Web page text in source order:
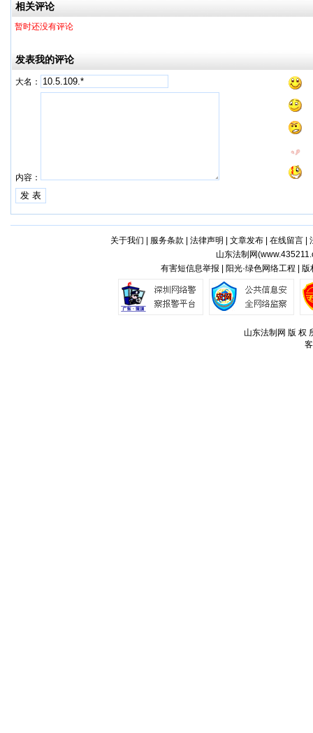
相关评论
暂时还没有评论
发表我的评论
大名：
内容：
关于我们 服务条款 法律声明 文章发布| 在线留言|
山东法制网(
有害短信息举报 | 阳光·绿色网络工程 |
山东法制网 版 权